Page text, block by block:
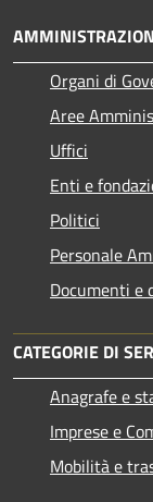
Organi di
Aree
Uffici
Enti e
Politici
Personale
Documenti e
CATEGORIE DI
Anagrafe e
Imprese e
Mobilità e